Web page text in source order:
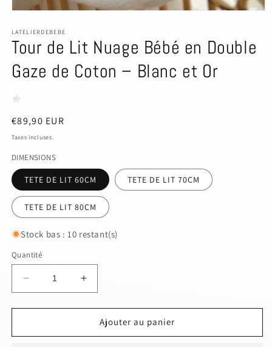
média
1
dans
fenêtre
modale
LATELIERDEBEBE
Tour de Lit Nuage Bébé en Double
Gaze de Coton – Blanc et Or
Prix
habituel
€89,90 EUR
Taxes incluses.
DIMENSIONS
TETE DE LIT 60CM TETE DE LIT 70CM
TETE DE LIT 80CM
Stock bas : 10 restant(s)
Quantité
Réduire
la
quantité
Tour
Augmenter
la
quantité
Tour
Ajouter au panier